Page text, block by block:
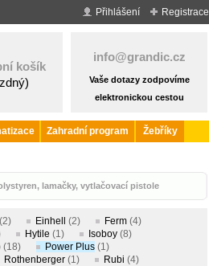
Registrace
Přihlášení
košík
info@grandic.cz
Vaše dotazy zodpovíme
elektronickou cestou
Zahradní program
Žebříky
lamačky, vytlačovací pistole
(2) Einhell (2) Ferm (4)
Hytile (1) Isoboy (8)
(18) Power Plus (1)
Rothenberger (1) Rubi (4)